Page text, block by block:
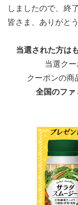
しましたので、終
皆さま、ありがと
当選された方は
当選ク
クーポンの商
全国のファ